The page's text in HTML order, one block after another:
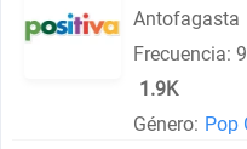
Antofagasta
Frecuencia:
1.9K
Género: Pop